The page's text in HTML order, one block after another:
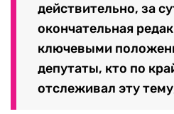
действительно, за
окончательная
ключевыми
депутаты, кто по
отслеживал эту